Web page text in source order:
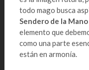
todo mago busca
Sendero de la
elemento que
como una parte
están en armonía.